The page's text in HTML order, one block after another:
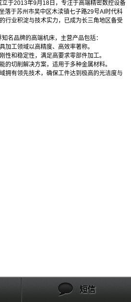
于2013年9月18日，专注于高端精密数控设备
落于苏州市吴中区木渎镇七子路29号AI时代科
行业积淀与技术实力，已成为长三角地区备受
名品牌的高端机床，主营产品包括：
工领域以高精度、高效率著称。
和稳定性，满足高要求零部件加工。
切削解决方案，适用于多种金属材料。
有领先技术，确保工件达到极高的光洁度与
短信